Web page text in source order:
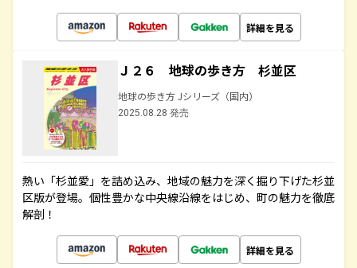
詳細を見る
Ｊ２６ 地球の歩き方 杉並区
地球の歩き方 Jシリーズ（国内）
2025.08.28 発売
熱い「杉並愛」を詰め込み、地域の魅力を深く掘り下げた杉並
区版が登場。個性豊かな中央線沿線をはじめ、町の魅力を徹底
解剖！
詳細を見る